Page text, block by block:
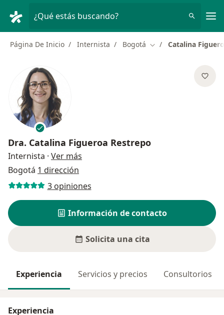
¿Qué estás buscando?
Página De Inicio Internista Bogotá Cambiar de ciudad
Catalina
Dra. Catalina Figueroa Restrepo
Internista · Ver más
Bogotá 1 dirección
3 opiniones
Información de contacto
Solicita una cita
Experiencia Servicios y precios Consultorios
Experiencia